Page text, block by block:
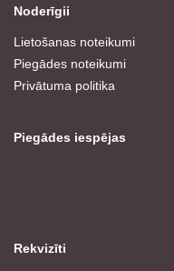
Noderīgii
Lietošanas noteikumi
Piegādes noteikumi
Privātuma politika
Piegādes iespējas
Rekvizīti